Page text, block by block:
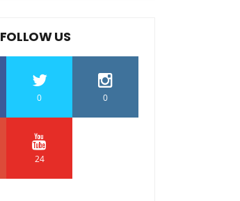
FOLLOW US
0 0
24